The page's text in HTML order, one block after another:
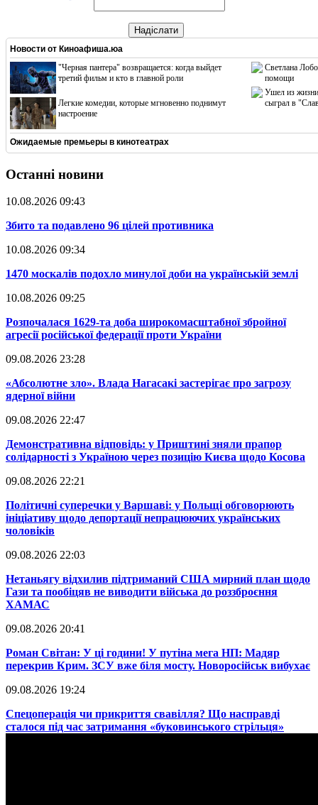
Надіслати
Новости от Киноафиша.юа
"Черная пантера" возвращается: когда выйдет
третий фильм и кто в главной роли
Легкие комедии, которые мгновенно поднимут
настроение
Светлана
помощи
Ушел из жизни
сыграл в
Ожидаемые премьеры в кинотеатрах
Останні новини
10.08.2026 09:43
​Збито та подавлено 96 цілей противника
10.08.2026 09:34
​1470 москалів подохло минулої доби на українській землі
10.08.2026 09:25
​Розпочалася 1629-та доба широкомасштабної збройної
агресії російської федерації проти України
09.08.2026 23:28
​«Абсолютне зло». Влада Нагасакі застерігає про загрозу
ядерної війни
09.08.2026 22:47
​Демонстративна відповідь: у Приштині зняли прапор
солідарності з Україною через позицію Києва щодо Косова
09.08.2026 22:21
​Політичні суперечки у Варшаві: у Польщі обговорюють
ініціативу щодо депортації непрацюючих українських
чоловіків
09.08.2026 22:03
​Нетаньягу відхилив підтриманий США мирний план щодо
Гази та пообіцяв не виводити війська до роззброєння
ХАМАС
09.08.2026 20:41
​Роман Світан: У ці години! У путіна мега НП: Мадяр
перекрив Крим. ЗСУ вже біля мосту. Новоросійськ вибухає
09.08.2026 19:24
​Спецоперація чи прикриття свавілля? Що насправді
сталося під час затримання «буковинського стрільця»